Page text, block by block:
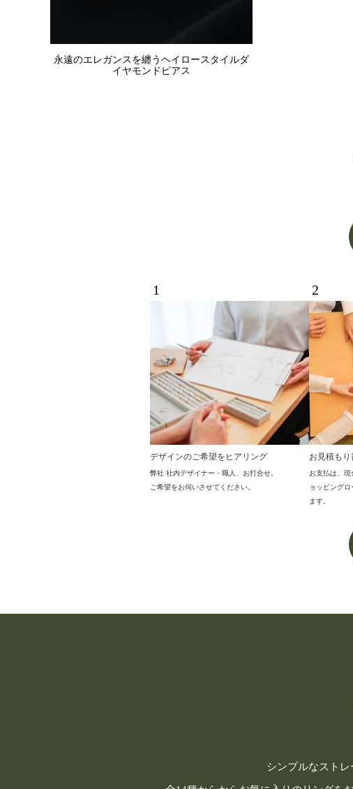
永遠のエレガンスを纏うヘイロースタイルダ
イヤモンドピアス
1
デザインのご希望をヒアリング
弊社 社内デザイナー・職人、お打合せ。
ご希望をお伺いさせてください。
2
お見積も
お支払は、
ョッピング
ます。
シンプルなスト